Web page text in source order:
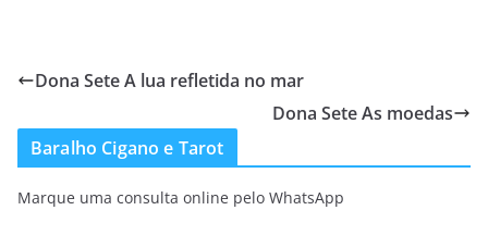
Dona Sete A lua refletida no mar
Dona Sete As moedas
Baralho Cigano e Tarot
Marque uma consulta online pelo WhatsApp